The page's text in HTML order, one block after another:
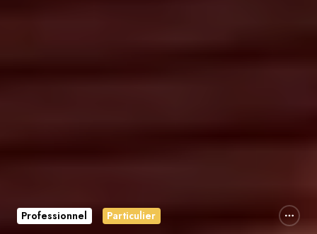
Professionnel Particulier